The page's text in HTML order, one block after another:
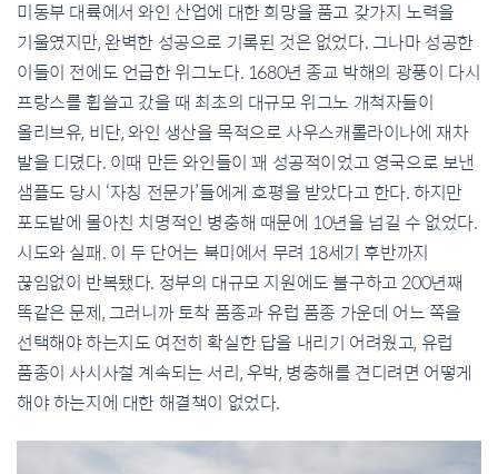
미동부 대륙에서 와인 산업에 대한 희망을 품고 갖가지 노력을
기울였지만, 완벽한 성공으로 기록된 것은 없었다. 그나마 성공한
이들이 전에도 언급한 위그노다. 1680년 종교 박해의 광풍이 다시
프랑스를 휩쓸고 갔을 때 최초의 대규모 위그노 개척자들이
올리브유, 비단, 와인 생산을 목적으로 사우스캐롤라이나에 재차
발을 디뎠다. 이때 만든 와인들이 꽤 성공적이었고 영국으로 보낸
샘플도 당시 ‘자칭 전문가’들에게 호평을 받았다고 한다. 하지만
포도밭에 몰아친 치명적인 병충해 때문에 10년을 넘길 수 없었다.
시도와 실패. 이 두 단어는 북미에서 무려 18세기 후반까지
끊임없이 반복됐다. 정부의 대규모 지원에도 불구하고 200년째
똑같은 문제, 그러니까 토착 품종과 유럽 품종 가운데 어느 쪽을
선택해야 하는지도 여전히 확실한 답을 내리기 어려웠고, 유럽
품종이 사시사철 계속되는 서리, 우박, 병충해를 견디려면 어떻게
해야 하는지에 대한 해결책이 없었다.